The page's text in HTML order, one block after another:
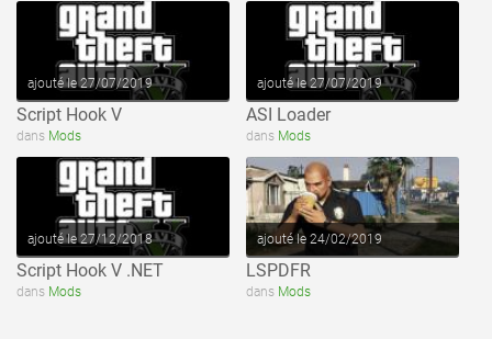
ajouté le 27/07/2019
Script Hook V
dans Mods
ajouté le 27/07/2019
ASI Loader
dans Mods
voir ce fichier
ajouté le 27/12/2018
Script Hook V .NET
dans Mods
voir ce fichier
ajouté le 24/02/2019
LSPDFR
dans Mods